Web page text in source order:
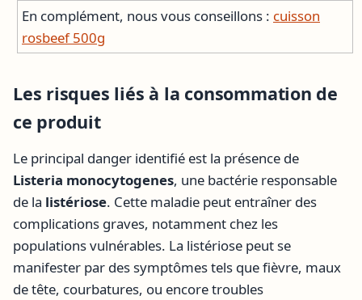
En complément, nous vous conseillons : cuisson
rosbeef 500g
Les risques liés à la consommation de
ce produit
Le principal danger identifié est la présence de
Listeria monocytogenes, une bactérie responsable
de la listériose. Cette maladie peut entraîner des
complications graves, notamment chez les
populations vulnérables. La listériose peut se
manifester par des symptômes tels que fièvre, maux
de tête, courbatures, ou encore troubles